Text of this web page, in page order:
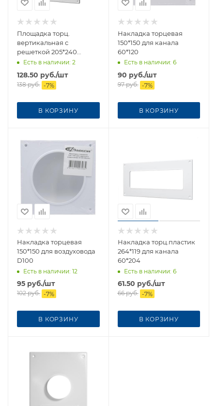
Площадка торц.
вертикальная с
решеткой 205*240
фланец 60*120
Есть в наличии: 2
128.50 руб./шт
138руб. -7%
В КОРЗИНУ
Накладка торцевая
150*150 для канала
60*120
Есть в наличии: 6
90 руб./шт
97руб. -7%
В КОРЗИНУ
Накладка торцевая
150*150 для воздуховода
D100
Есть в наличии: 12
95 руб./шт
102руб. -7%
В КОРЗИНУ
Накладка торц.пластик
264*119 для канала
60*204
Есть в наличии: 6
61.50 руб./шт
66руб. -7%
В КОРЗИНУ